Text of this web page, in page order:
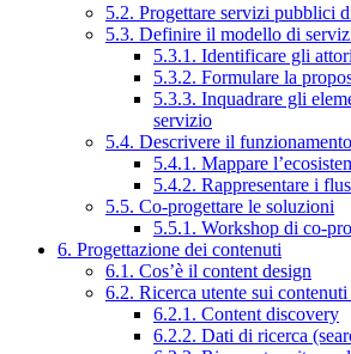
5.2. Progettare servizi pubblici
5.3. Definire il modello di
5.3.1. Identificare gli
5.3.2. Formulare la
5.3.3. Inquadrare gli
servizio
5.4. Descrivere il
5.4.1. Mappare
5.4.2. Rappresentare i
5.5. Co-progettare le soluzioni
5.5.1. Workshop di co-
6. Progettazione dei contenuti
6.1. Cos’è il content design
6.2. Ricerca utente sui
6.2.1. Content discovery
6.2.2. Dati di ricerca